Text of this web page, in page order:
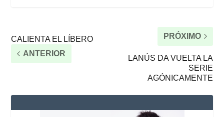
CALIENTA EL LÍBERO
ANTERIOR
PRÓXIMO
LANÚS DA VUELTA LA
SERIE
AGÓNICAMENTE